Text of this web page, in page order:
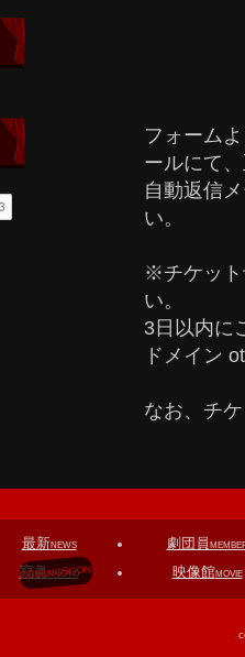
フォーム
ールにて
自動返信
い。
※チケット
い。
3日以内に
ドメイン
なお、チ
最新NEWS 劇団員
寫眞PHOTO 映像館MOVIE